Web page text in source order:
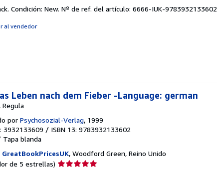
vendedor:
Condición: New. Nº de ref. del artículo: 6666-IUK-9783932133602
al vendedor
Leben nach dem Fieber -Language: german
Regula
por Psychosozial-Verlag, 1999
3932133609 / ISBN 13: 9783932133602
Tapa blanda
GreatBookPricesUK, Woodford Green, Reino Unido
de 5 estrellas) Calificación